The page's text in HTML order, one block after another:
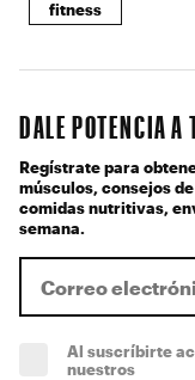
fitness
DALE POTENCIA A
Regístrate para
músculos, consejos
comidas nutritivas,
semana.
Al suscríbirte
nuestros